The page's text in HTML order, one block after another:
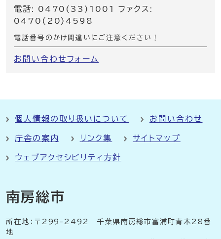
電話: 0470(33)1001 ファクス:
0470(20)4598
電話番号のかけ間違いにご注意ください！
お問い合わせフォーム
個人情報の取り扱いについて お問い合わせ
庁舎の案内 リンク集 サイトマップ
ウェブアクセシビリティ方針
南房総市
所在地：〒299-2492 千葉県南房総市富浦町青木28番
地